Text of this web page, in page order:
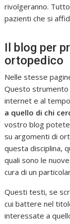
rivolgeranno.
pazienti che si
Il blog per
ortopedico
Nelle stesse
Questo strumento
internet e al
a quello di chi
vostro blog
su argomenti di
questa disciplina,
quali sono le
cura di un
Questi testi, se
cui battere nel
interessate a